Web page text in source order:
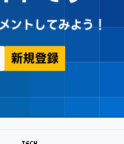
ントしてみよう！
新規登録